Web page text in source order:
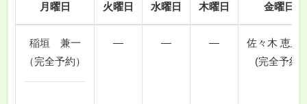
月曜日 火曜日 水曜日 木曜日 金曜日
稲垣 兼一
（完全予約）
― ― ―
佐々木 恵里
(完全予約)